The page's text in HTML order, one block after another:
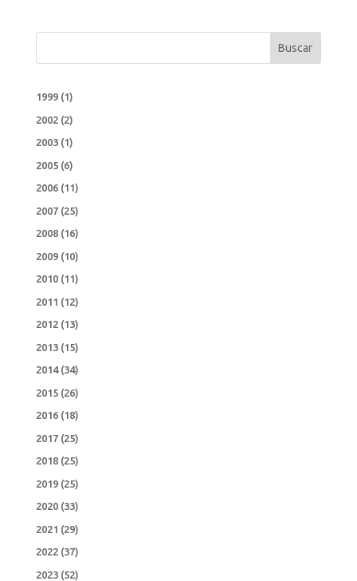
Buscar
1999(1)
2002(2)
2003(1)
2005(6)
2006(11)
2007(25)
2008(16)
2009(10)
2010(11)
2011 (12)
2012(13)
2013(15)
2014(34)
2015(26)
2016(18)
2017(25)
2018(25)
2019(25)
2020(33)
2021 (29)
2022(37)
2023(52)